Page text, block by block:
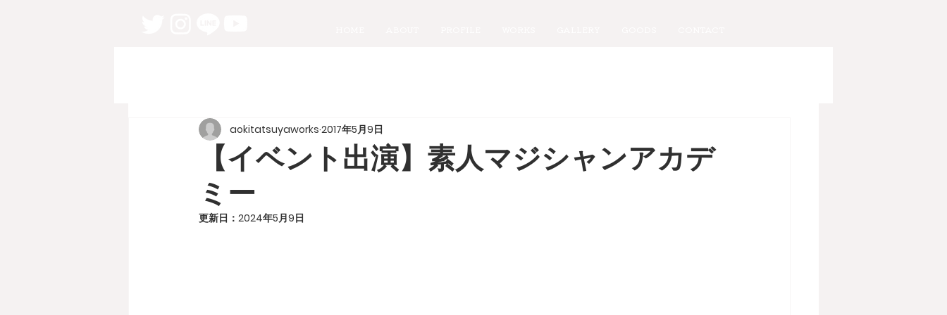
【イベント出演】素人マジシャンアカデ
ミー
aokitatsuyaworks 2017年5月9日
更新日： 2024年5月9日